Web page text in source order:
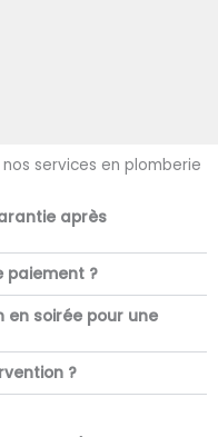
services en plomberie
après
paiement ?
en soirée pour une
?